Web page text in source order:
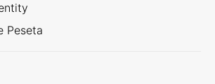
Peseta